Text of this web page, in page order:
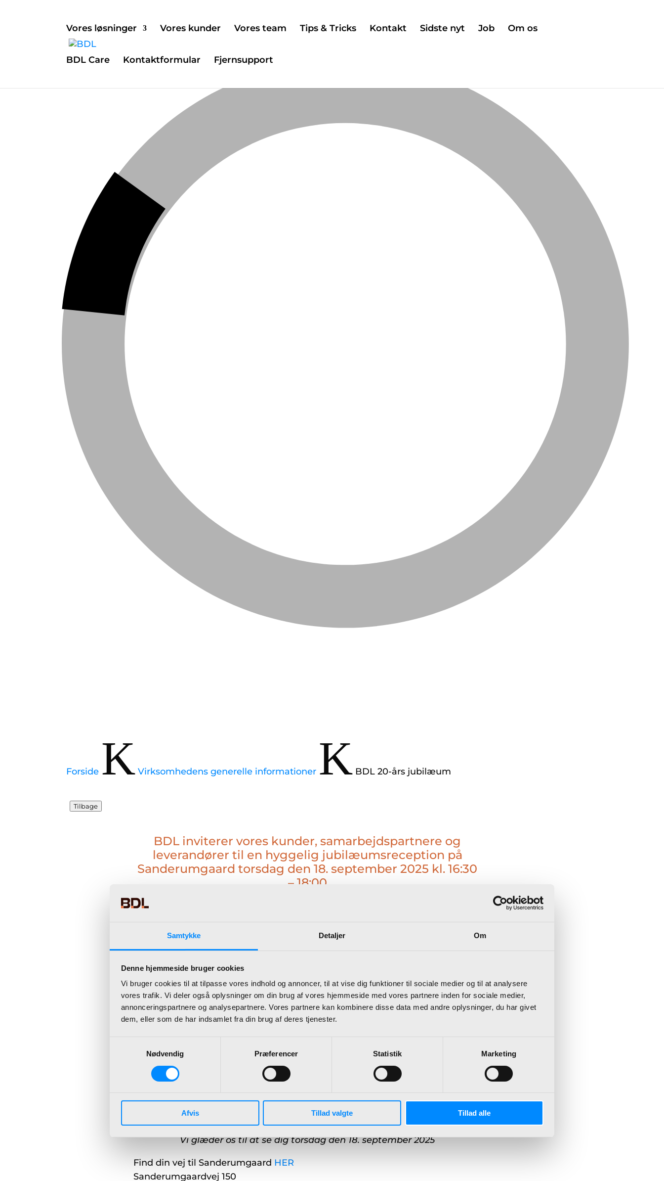
Samtykke Detaljer Om
Denne hjemmeside bruger cookies
Vi bruger cookies til at tilpasse vores indhold og annoncer, til at vise dig funktioner til sociale medier og til at analysere
vores trafik. Vi deler også oplysninger om din brug af vores hjemmeside med vores partnere inden for sociale medier,
annonceringspartnere og analysepartnere. Vores partnere kan kombinere disse data med andre oplysninger, du har givet
dem, eller som de har indsamlet fra din brug af deres tjenester.
Nødvendig
Præferencer Statistik Marketing
Afvis Tillad valgte Tillad alle
Vores løsninger Vores kunder Vores team Tips & Tricks Kontakt Sidste nyt Job Om os
BDL Care Kontaktformular Fjernsupport
Forside K Virksomhedens generelle informationer K BDL 20-års jubilæum
Tilbage
BDL inviterer vores kunder, samarbejdspartnere og
leverandører til en hyggelig jubilæumsreception på
Sanderumgaard torsdag den 18. september 2025 kl. 16:30
– 18:00
Vores kunder, samarbejdspartnere og leverandører har spillet en stor rolle i
Ud over at BDL har jubilæum, så har BDL’s direktør Morten Bach og
bestyrelsesformand Bo Alex Larsen også 20-års jubilæum.
Sammen med direktør Peter Steen Christensen tager de jer med på en tur
ned ad BDL memory lane.
Forvent gode historier, glimt i øjet og et tilbageblik på rejsen, vi har været på
S.U. for tilmelding er den 8. september 2025.
Ønsker du dig tilmeldt…?
Herefter vil du inden for et par dage modtage bekræftelse på din tilmelding.
Vi glæder os til at se dig torsdag den 18. september 2025
Find din vej til Sanderumgaard HER
Sanderumgaardvej 150